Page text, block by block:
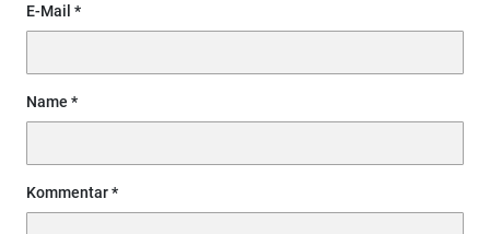
E-Mail
Name
Kommentar